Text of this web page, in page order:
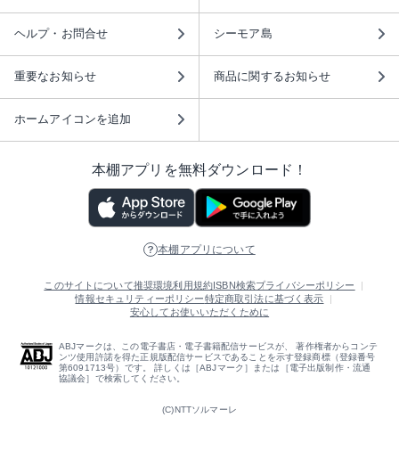
ヘルプ・お問合せ シーモア島
重要なお知らせ 商品に関するお知らせ
ホームアイコンを追加
本棚アプリを無料ダウンロード！
本棚アプリについて
このサイトについて推奨環境利用規約 ISBN検索プライバシーポリシー
情報セキュリティーポリシー特定商取引法に基づく表示
安心してお使いいただくために
ABJマークは、この電子書店・電子書籍配信サービスが、 著作権者からコンテ
ンツ使用許諾を得た正規版配信サービスであることを示す登録商標（登録番号
第6091713号）です。 詳しくは［ABJマーク］または［電子出版制作・流通
協議会］で検索してください。
(C)NTTソルマーレ